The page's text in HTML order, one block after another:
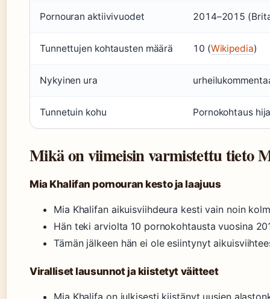
Pornouran aktiivivuodet 2014–2015
Tunnettujen kohtausten määrä 10 (Wikipedia)
Nykyinen ura
Tunnetuin kohu Pornokohtaus
Mikä on viimeisin varmistettu tieto
Mia Khalifan pornouran kesto ja laajuus
Mia Khalifan aikuisviihdeura kesti vain noin
Hän teki arviolta 10 pornokohtausta vuosina
Tämän jälkeen hän ei ole esiintynyt
Viralliset lausunnot ja kiistetyt väitteet
Mia Khalifa on julkisesti kiistänyt uusien